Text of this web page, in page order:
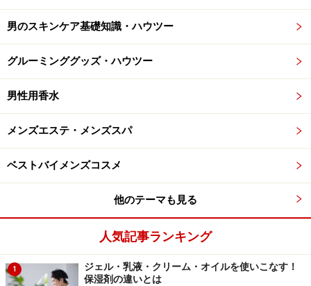
男のスキンケア基礎知識・ハウツー
グルーミンググッズ・ハウツー
男性用香水
メンズエステ・メンズスパ
ベストバイメンズコスメ
他のテーマも見る
人気記事ランキング
1
ジェル・乳液・クリーム・オイルを使いこなす！
保湿剤の違いとは